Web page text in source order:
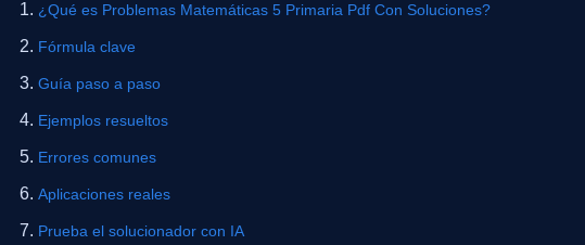
¿Qué es Problemas Matemáticas 5 Primaria Pdf Con Soluciones?
Fórmula clave
Guía paso a paso
Ejemplos resueltos
Errores comunes
Aplicaciones reales
Prueba el solucionador con IA